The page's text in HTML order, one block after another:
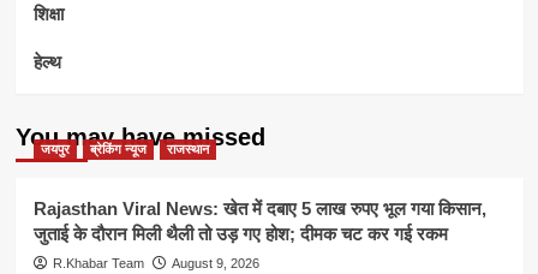
शिक्षा
हेल्थ
You may have missed
जयपुर ब्रेकिंग न्यूज राजस्थान
Rajasthan Viral News: खेत में दबाए 5 लाख रुपए भूल गया किसान,
जुताई के दौरान मिली थैली तो उड़ गए होश; दीमक चट कर गई रकम
R.Khabar Team August 9, 2026